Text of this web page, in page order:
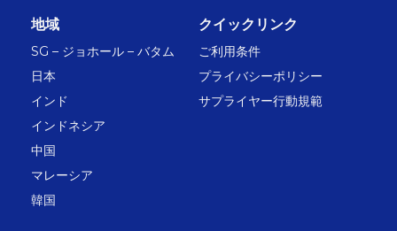
地域
SG – ジョホール – バタム
日本
インド
インドネシア
中国
マレーシア
韓国
クイックリンク
ご利用条件
プライバシーポリシー
サプライヤー行動規範